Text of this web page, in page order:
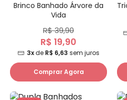
Brinco Banhado Árvore da
Vida
R$ 39,90
R$ 19,90
3xde R$ 6,63 sem juros
Comprar Agora